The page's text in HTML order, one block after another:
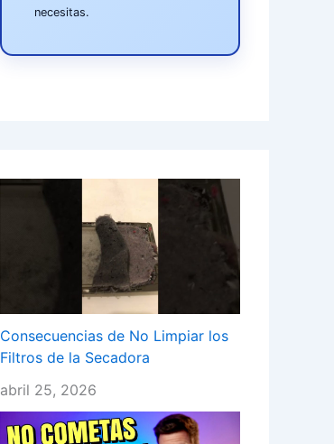
necesitas.
Consecuencias de No Limpiar los
Filtros de la Secadora
abril 25, 2026